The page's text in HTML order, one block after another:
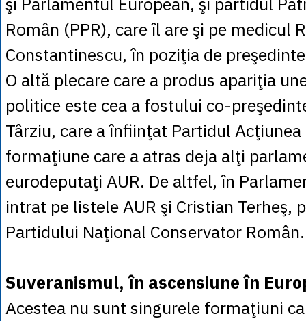
Român (PPR), care îl are şi pe medicul
Constantinescu, în poziţia de
O altă plecare care a produs apariţia
politice este cea a fostului co-
Târziu, care a înfiinţat Partidul Acţiunea
formaţiune care a atras deja alţi
eurodeputaţi AUR. De altfel, în
intrat pe listele AUR şi Cristian Terheş,
Partidului Naţional Conservator Român.
Suveranismul, în ascensiune în
Acestea nu sunt singurele formaţiuni